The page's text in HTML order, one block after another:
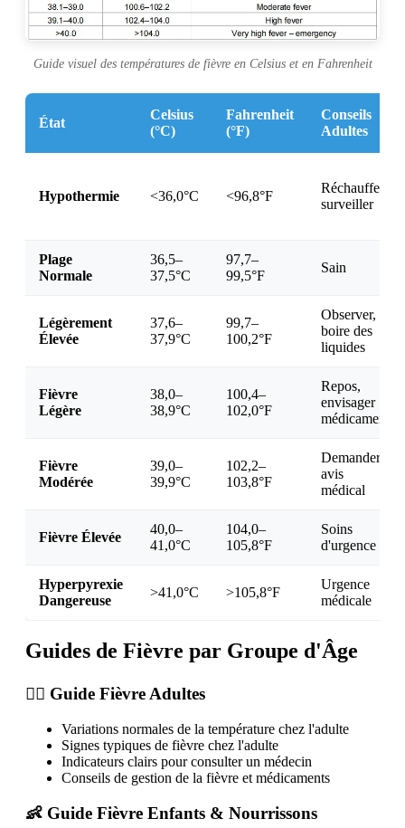
Guide visuel des températures de fièvre en Celsius et en Fahrenheit
État
Celsius
(°C)
Fahrenheit
(°F)
Conseils
Adultes
Hypothermie <36,0°C <96,8°F
Réchauffer,
surveiller
Plage
Normale
36,5–
37,5°C
97,7–
99,5°F
Sain
Légèrement
Élevée
37,6–
37,9°C
99,7–
100,2°F
Observer,
boire des
liquides
Fièvre
Légère
38,0–
38,9°C
100,4–
102,0°F
Repos,
envisager
médicament
Fièvre
Modérée
39,0–
39,9°C
102,2–
103,8°F
Demander
avis
médical
Fièvre Élevée
40,0–
41,0°C
104,0–
105,8°F
Soins
d'urgence
Hyperpyrexie
Dangereuse
>41,0°C >105,8°F
Urgence
médicale
Guides de Fièvre par Groupe d'Âge
👨‍⚕️ Guide Fièvre Adultes
Variations normales de la température chez l'adulte
Signes typiques de fièvre chez l'adulte
Indicateurs clairs pour consulter un médecin
Conseils de gestion de la fièvre et médicaments
👶 Guide Fièvre Enfants & Nourrissons